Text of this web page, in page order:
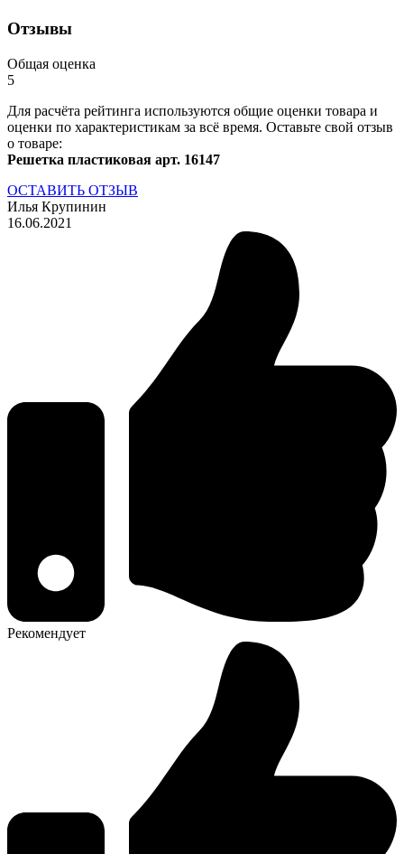
Отзывы
Общая оценка
5
Для расчёта рейтинга используются общие оценки товара и
оценки по характеристикам за всё время. Оставьте свой отзыв
о товаре:
Решетка пластиковая арт. 16147
ОСТАВИТЬ ОТЗЫВ
Илья Крупинин
16.06.2021
Рекомендует